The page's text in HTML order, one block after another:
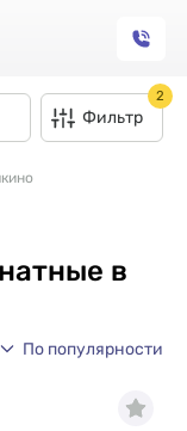
Фильтр
2
в
По популярности